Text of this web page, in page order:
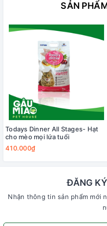
SẢN
Todays Dinner All Stages- Hạt
cho mèo mọi lứa tuổi
410.000₫
ĐĂNG
Nhận thông tin sản phẩm mới